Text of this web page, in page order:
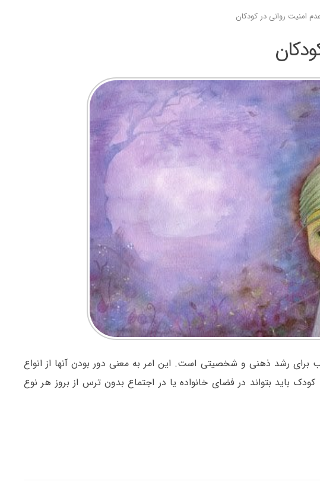
امنیت روانی در کودکان
برای رشد ذهنی و شخصیتی است. این امر به معنی دور بودن آنها از انواع
باید بتواند در فضای خانواده یا در اجتماع بدون ترس از بروز هر نوع